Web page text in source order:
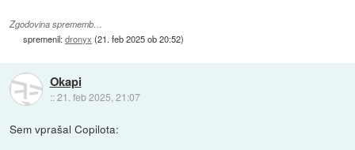
Zgodovina sprememb…
spremenil:dronyx (21. feb 2025 ob 20:52)
Okapi
::21. feb 2025, 21:07
Sem vprašal Copilota: